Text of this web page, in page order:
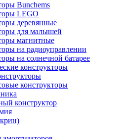
Bunchems
LEGO
деревянные
для малышей
магнитные
на радиоуправлении
на солнечной батарее
конструкторы
конструкторы
конструктор